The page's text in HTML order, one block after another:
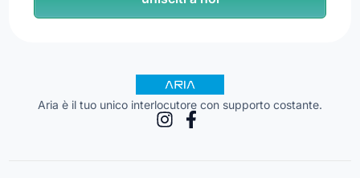
Aria è il tuo unico interlocutore con supporto costante.